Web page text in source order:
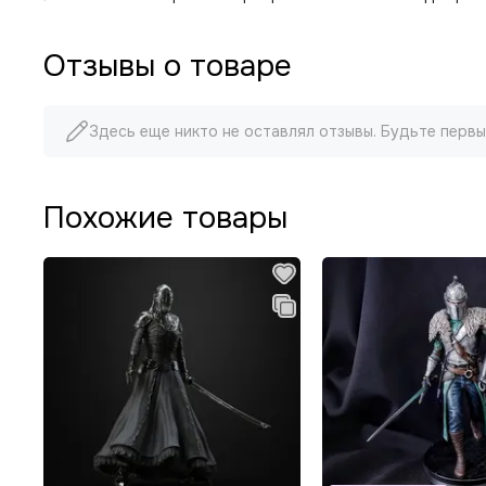
Отзывы о товаре
Здесь еще никто не оставлял отзывы. Будьте
Похожие товары